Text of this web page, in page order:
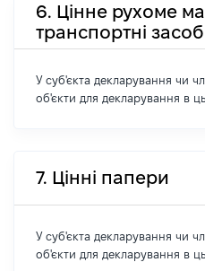
6. Цінне рухоме
транспортні
У суб'єкта декларування чи
об'єкти для декларування в
7. Цінні папери
У суб'єкта декларування чи
об'єкти для декларування в